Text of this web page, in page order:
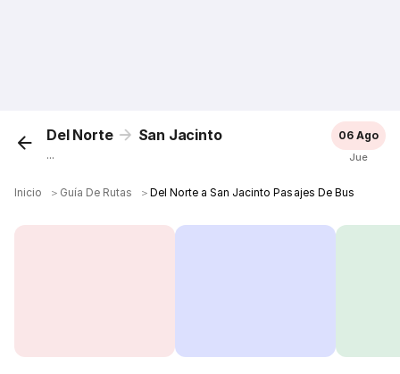
Del Norte San Jacinto
...
06 Ago
Jue
Inicio ＞ Guía De Rutas ＞Del Norte a San Jacinto Pasajes De Bus